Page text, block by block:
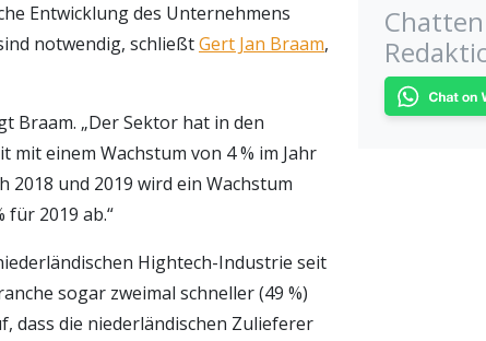
Entwicklung des Unternehmens
notwendig, schließtGert Jan Braam,
Braam. „Der Sektor hat in den
einem Wachstum von 4 % im Jahr
2018 und 2019 wird ein Wachstum
für 2019 ab.“
Hightech-Industrie seit
sogar zweimal schneller (49 %)
dass die niederländischen Zulieferer